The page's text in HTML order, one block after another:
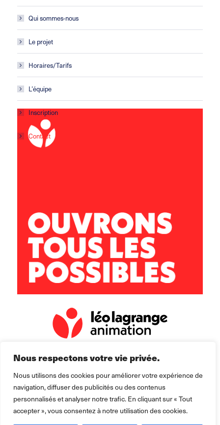
Nous respectons votre vie privée.
Nous utilisons des cookies pour améliorer votre expérience de
navigation, diffuser des publicités ou des contenus
personnalisés et analyser notre trafic. En cliquant sur « Tout
accepter », vous consentez à notre utilisation des cookies.
Qui sommes-nous
Le projet
Horaires/Tarifs
L’équipe
Inscription
Contact
leon.koffi@leolagrange.org